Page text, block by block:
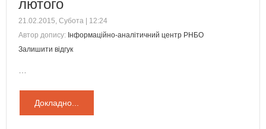
лютого
21.02.2015, Субота | 12:24
Автор допису: Інформаційно-аналітичний центр РНБО
Залишити відгук
Докладно...